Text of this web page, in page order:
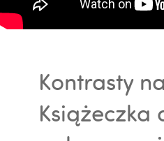
Kontrasty
Książeczka